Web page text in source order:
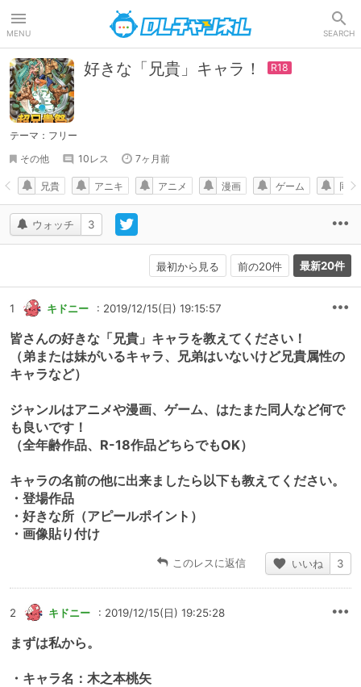
MENU SEARCH
好きな「兄貴」キャラ！
テーマ：フリー
その他
10レス 7ヶ月前
ウォッチ 3
兄貴 アニキ アニメ 漫画 ゲーム 同人
最初から見る 前の20件 最新20件
1 キドニー : 2019/12/15(日) 19:15:57
皆さんの好きな「兄貴」キャラを教えてください！
（弟または妹がいるキャラ、兄弟はいないけど兄貴属性の
キャラなど）
ジャンルはアニメや漫画、ゲーム、はたまた同人など何で
も良いです！
（全年齢作品、R-18作品どちらでもOK）
キャラの名前の他に出来ましたら以下も教えてください。
・登場作品
・好きな所（アピールポイント）
・画像貼り付け
このレスに返信 いいね 3
2 キドニー : 2019/12/15(日) 19:25:28
まずは私から。
・キャラ名：木之本桃矢